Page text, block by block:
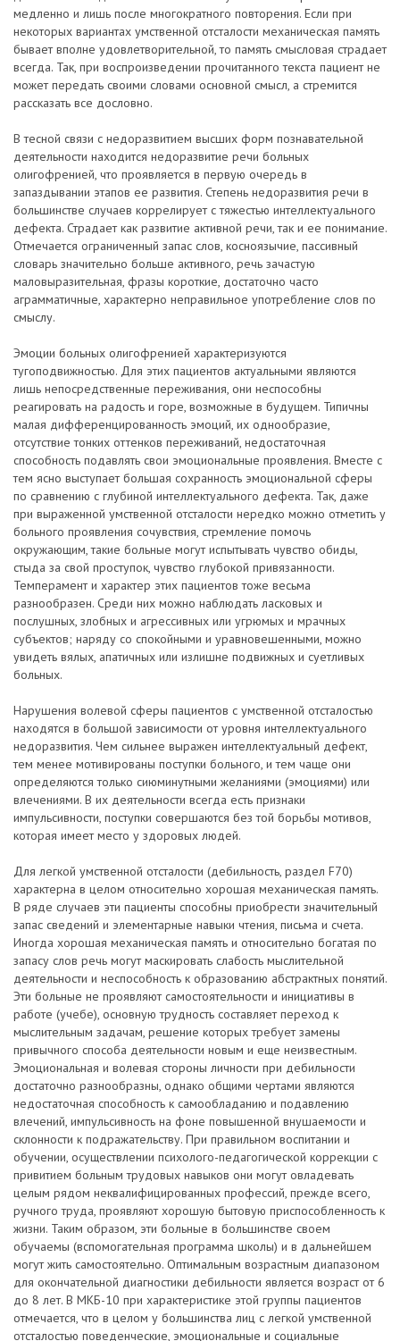
медленно и лишь после многократного повторения. Если при
некоторых вариантах умственной отсталости механическая память
бывает вполне удовлетворительной, то память смысловая страдает
всегда. Так, при воспроизведении прочитанного текста пациент не
может передать своими словами основной смысл, а стремится
рассказать все дословно.
В тесной связи с недоразвитием высших форм познавательной
деятельности находится недоразвитие речи больных
олигофренией, что проявляется в первую очередь в
запаздывании этапов ее развития. Степень недоразвития речи в
большинстве случаев коррелирует с тяжестью интеллектуального
дефекта. Страдает как развитие активной речи, так и ее понимание.
Отмечается ограниченный запас слов, косноязычие, пассивный
словарь значительно больше активного, речь зачастую
маловыразительная, фразы короткие, достаточно часто
аграмматичные, характерно неправильное употребление слов по
смыслу.
Эмоции больных олигофренией характеризуются
тугоподвижностью. Для этих пациентов актуальными являются
лишь непосредственные переживания, они неспособны
реагировать на радость и горе, возможные в будущем. Типичны
малая дифференцированность эмоций, их однообразие,
отсутствие тонких оттенков переживаний, недостаточная
способность подавлять свои эмоциональные проявления. Вместе с
тем ясно выступает большая сохранность эмоциональной сферы
по сравнению с глубиной интеллектуального дефекта. Так, даже
при выраженной умственной отсталости нередко можно отметить у
больного проявления сочувствия, стремление помочь
окружающим, такие больные могут испытывать чувство обиды,
стыда за свой проступок, чувство глубокой привязанности.
Темперамент и характер этих пациентов тоже весьма
разнообразен. Среди них можно наблюдать ласковых и
послушных, злобных и агрессивных или угрюмых и мрачных
субъектов; наряду со спокойными и уравновешенными, можно
увидеть вялых, апатичных или излишне подвижных и суетливых
больных.
Нарушения волевой сферы пациентов с умственной отсталостью
находятся в большой зависимости от уровня интеллектуального
недоразвития. Чем сильнее выражен интеллектуальный дефект,
тем менее мотивированы поступки больного, и тем чаще они
определяются только сиюминутными желаниями (эмоциями) или
влечениями. В их деятельности всегда есть признаки
импульсивности, поступки совершаются без той борьбы мотивов,
которая имеет место у здоровых людей.
Для легкой умственной отсталости (дебильность, раздел F70)
характерна в целом относительно хорошая механическая память.
В ряде случаев эти пациенты способны приобрести значительный
запас сведений и элементарные навыки чтения, письма и счета.
Иногда хорошая механическая память и относительно богатая по
запасу слов речь могут маскировать слабость мыслительной
деятельности и неспособность к образованию абстрактных понятий.
Эти больные не проявляют самостоятельности и инициативы в
работе (учебе), основную трудность составляет переход к
мыслительным задачам, решение которых требует замены
привычного способа деятельности новым и еще неизвестным.
Эмоциональная и волевая стороны личности при дебильности
достаточно разнообразны, однако общими чертами являются
недостаточная способность к самообладанию и подавлению
влечений, импульсивность на фоне повышенной внушаемости и
склонности к подражательству. При правильном воспитании и
обучении, осуществлении психолого-педагогической коррекции с
привитием больным трудовых навыков они могут овладевать
целым рядом неквалифицированных профессий, прежде всего,
ручного труда, проявляют хорошую бытовую приспособленность к
жизни. Таким образом, эти больные в большинстве своем
обучаемы (вспомогательная программа школы) и в дальнейшем
могут жить самостоятельно. Оптимальным возрастным диапазоном
для окончательной диагностики дебильности является возраст от 6
до 8 лет. В МКБ-10 при характеристике этой группы пациентов
отмечается, что в целом у большинства лиц с легкой умственной
отсталостью поведенческие, эмоциональные и социальные